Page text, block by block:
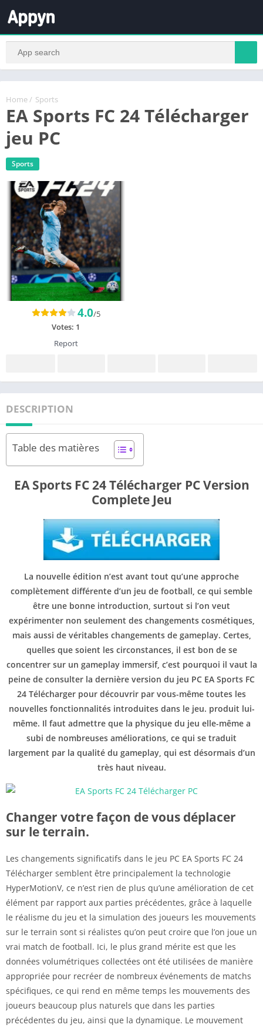
Home / Sports
EA Sports FC 24 Télécharger
jeu PC
Sports
4.0/5
Votes: 1
Report
DESCRIPTION
Table des matières
EA Sports FC 24 Télécharger PC Version
Complete Jeu
La nouvelle édition n’est avant tout qu’une approche
complètement différente d’un jeu de football, ce qui semble
être une bonne introduction, surtout si l’on veut
expérimenter non seulement des changements cosmétiques,
mais aussi de véritables changements de gameplay. Certes,
quelles que soient les circonstances, il est bon de se
concentrer sur un gameplay immersif, c’est pourquoi il vaut la
peine de consulter la dernière version du jeu PC EA Sports FC
24 Télécharger pour découvrir par vous-même toutes les
nouvelles fonctionnalités introduites dans le jeu. produit lui-
même. Il faut admettre que la physique du jeu elle-même a
subi de nombreuses améliorations, ce qui se traduit
largement par la qualité du gameplay, qui est désormais d’un
très haut niveau.
Changer votre façon de vous déplacer
sur le terrain.
Les changements significatifs dans le jeu PC EA Sports FC 24
Télécharger semblent être principalement la technologie
HyperMotionV, ce n’est rien de plus qu’une amélioration de cet
élément par rapport aux parties précédentes, grâce à laquelle
le réalisme du jeu et la simulation des joueurs les mouvements
sur le terrain sont si réalistes qu’on peut croire que l’on joue un
vrai match de football. Ici, le plus grand mérite est que les
données volumétriques collectées ont été utilisées de manière
appropriée pour recréer de nombreux événements de matchs
spécifiques, ce qui rend en même temps les mouvements des
joueurs beaucoup plus naturels que dans les parties
précédentes du jeu, ainsi que la dynamique. Le mouvement